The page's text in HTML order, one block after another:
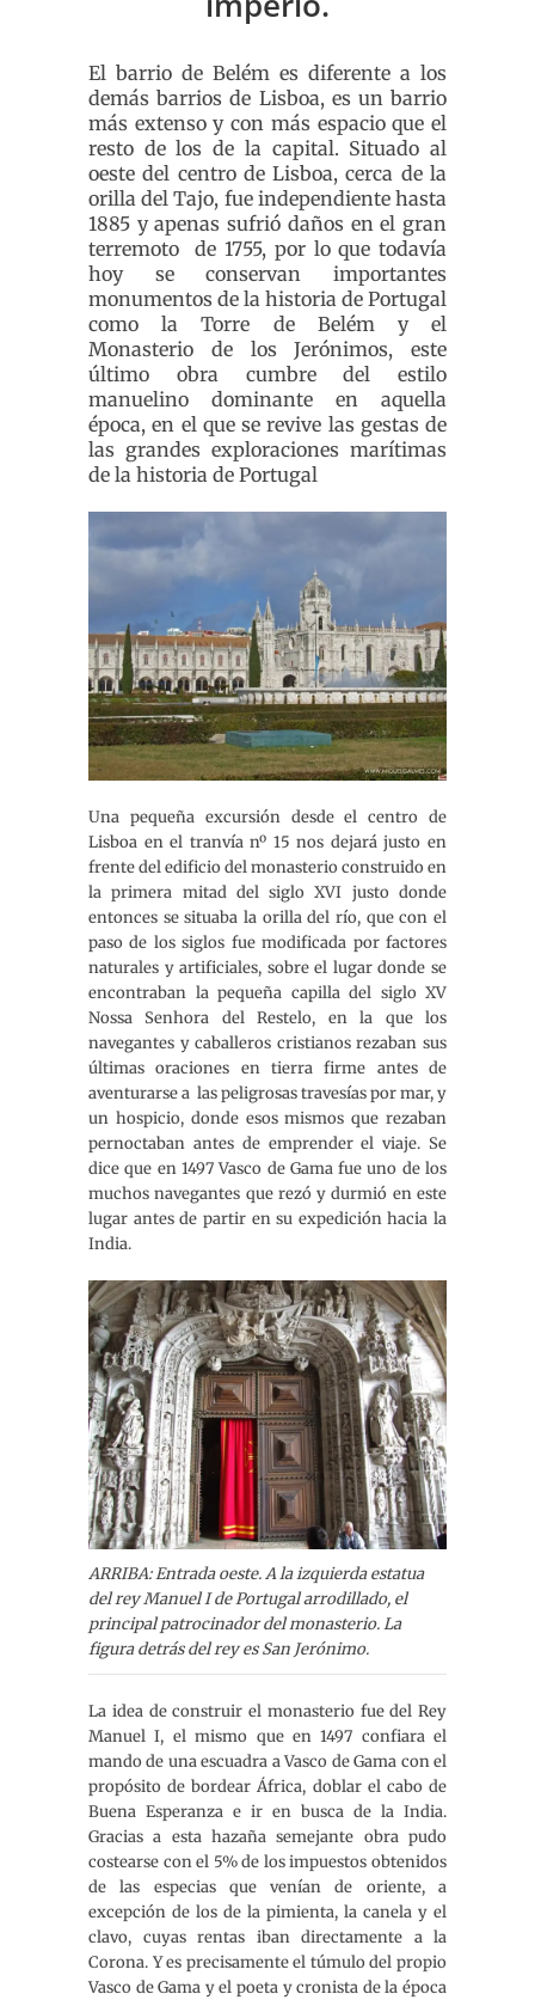
El barrio de Belém es diferente a los
demás barrios de Lisboa, es un barrio
más extenso y con más espacio que el
resto de los de la capital. Situado al
oeste del centro de Lisboa, cerca de la
orilla del Tajo, fue independiente hasta
1885 y apenas sufrió daños en el gran
terremoto de 1755, por lo que todavía
hoy se conservan importantes
monumentos de la historia de Portugal
como la Torre de Belém y el
Monasterio de los Jerónimos, este
último obra cumbre del estilo
manuelino dominante en aquella
época, en el que se revive las gestas de
las grandes exploraciones marítimas
de la historia de Portugal
Una pequeña excursión desde el centro de
Lisboa en el tranvía nº 15 nos dejará justo en
frente del edificio del monasterio construido en
la primera mitad del siglo XVI justo donde
entonces se situaba la orilla del río, que con el
paso de los siglos fue modificada por factores
naturales y artificiales, sobre el lugar donde se
encontraban la pequeña capilla del siglo XV
Nossa Senhora del Restelo, en la que los
navegantes y caballeros cristianos rezaban sus
últimas oraciones en tierra firme antes de
aventurarse a las peligrosas travesías por mar, y
un hospicio, donde esos mismos que rezaban
pernoctaban antes de emprender el viaje. Se
dice que en 1497 Vasco de Gama fue uno de los
muchos navegantes que rezó y durmió en este
lugar antes de partir en su expedición hacia la
India.
ARRIBA: Entrada oeste. A la izquierda estatua
del rey Manuel I de Portugal arrodillado, el
principal patrocinador del monasterio. La
figura detrás del rey es San Jerónimo.
La idea de construir el monasterio fue del Rey
Manuel I, el mismo que en 1497 confiara el
mando de una escuadra a Vasco de Gama con el
propósito de bordear África, doblar el cabo de
Buena Esperanza e ir en busca de la India.
Gracias a esta hazaña semejante obra pudo
costearse con el 5% de los impuestos obtenidos
de las especias que venían de oriente, a
excepción de los de la pimienta, la canela y el
clavo, cuyas rentas iban directamente a la
Corona. Y es precisamente el túmulo del propio
Vasco de Gama y el poeta y cronista de la época